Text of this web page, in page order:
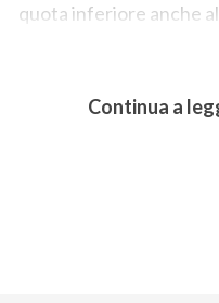
quota inferiore anche
Continua a